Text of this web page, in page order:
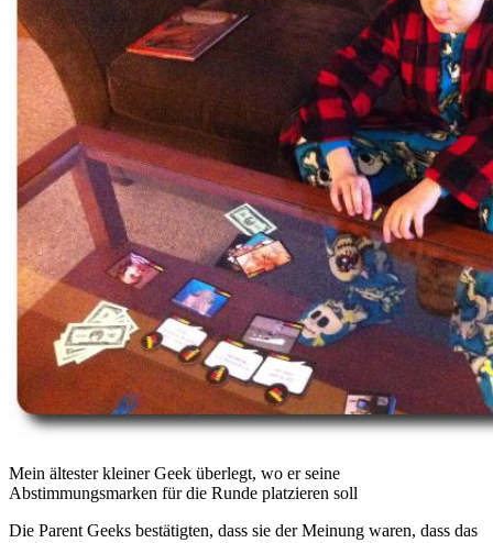
Mein ältester kleiner Geek überlegt, wo er seine
Abstimmungsmarken für die Runde platzieren soll
Die Parent Geeks bestätigten, dass sie der Meinung waren, dass das